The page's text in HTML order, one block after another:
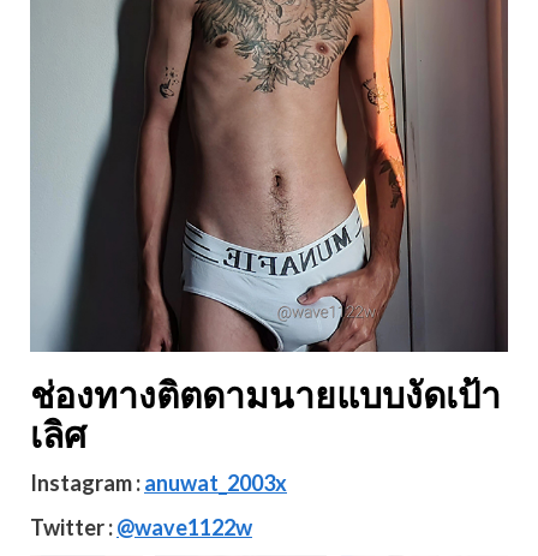
ช่องทางติตดามนายแบบงัดเป้า
เลิศ
Instagram :anuwat_2003x
Twitter :@wave1122w